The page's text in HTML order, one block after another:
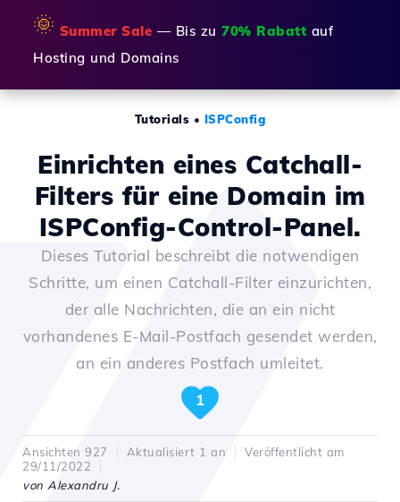
🌞 Summer Sale — Bis zu 70% Rabatt auf
Hosting und Domains
Tutorials • ISPConfig
Einrichten eines Catchall-
Filters für eine Domain im
ISPConfig-Control-Panel.
Dieses Tutorial beschreibt die notwendigen
Schritte, um einen Catchall-Filter einzurichten,
der alle Nachrichten, die an ein nicht
vorhandenes E-Mail-Postfach gesendet werden,
an ein anderes Postfach umleitet.
1
Ansichten 927 Aktualisiert 1 an
Veröffentlicht am
29/11/2022
von Alexandru J.